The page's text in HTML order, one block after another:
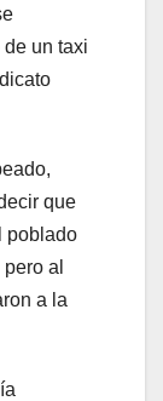
un taxi
que
poblado
al
a la